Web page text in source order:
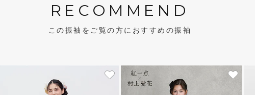
RECOMMEND
この振袖をご覧の方におすすめの振袖